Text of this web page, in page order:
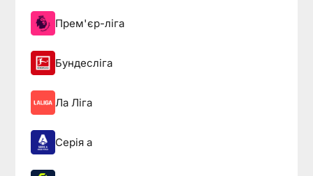
Прем'єр-ліга
Бундесліга
Ла Ліга
Серія а